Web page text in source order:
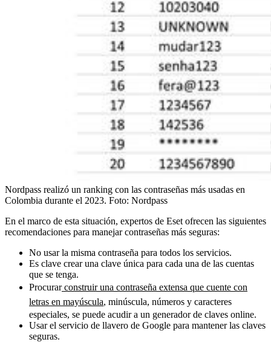
Nordpass realizó un ranking con las contraseñas más usadas en
Colombia durante el 2023. Foto: Nordpass
En el marco de esta situación, expertos de Eset ofrecen las siguientes
recomendaciones para manejar contraseñas más seguras:
No usar la misma contraseña para todos los servicios.
Es clave crear una clave única para cada una de las cuentas
que se tenga.
Procurarconstruir una contraseña extensa que cuente con
letras en mayúscula, minúscula, números y caracteres
especiales, se puede acudir a un generador de claves online.
Usar el servicio de llavero de Google para mantener las claves
seguras.